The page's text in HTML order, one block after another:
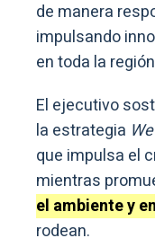
de manera
impulsando
en toda la
El ejecutivo
la estrategia
que impulsa el
mientras
el ambiente y
rodean.